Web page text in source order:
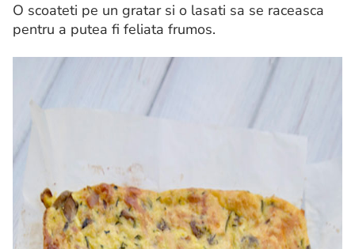
O scoateti pe un gratar si o lasati sa se raceasca
pentru a putea fi feliata frumos.